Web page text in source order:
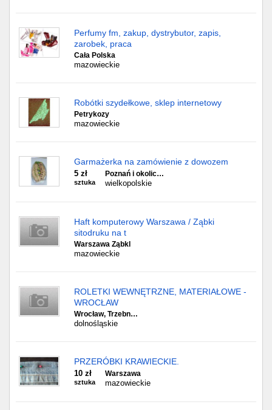
Perfumy fm, zakup, dystrybutor, zapis,
zarobek, praca
Cała Polska
mazowieckie
Robótki szydełkowe, sklep internetowy
Petrykozy
mazowieckie
Garmażerka na zamówienie z dowozem
5 zł
sztuka
Poznań i okolic…
wielkopolskie
Haft komputerowy Warszawa / Ząbki
sitodruku na t
Warszawa Ząbkl
mazowieckie
ROLETKI WEWNĘTRZNE, MATERIAŁOWE -
WROCŁAW
Wrocław, Trzebn…
dolnośląskie
PRZERÓBKI KRAWIECKIE.
10 zł
sztuka
Warszawa
mazowieckie